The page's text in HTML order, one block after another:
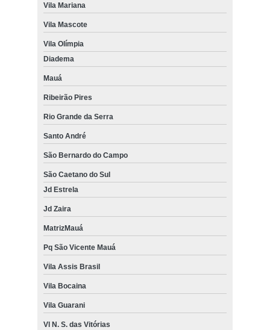
Vila Mariana
Vila Mascote
Vila Olímpia
Diadema
Mauá
Ribeirão Pires
Rio Grande da Serra
Santo André
São Bernardo do Campo
São Caetano do Sul
Jd Estrela
Jd Zaira
MatrizMauá
Pq São Vicente Mauá
Vila Assis Brasil
Vila Bocaina
Vila Guarani
Vl N. S. das Vitórias